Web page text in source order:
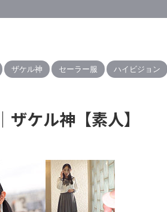
ザケル神 セーラー服 ハイビジョン
ケル神【素人】